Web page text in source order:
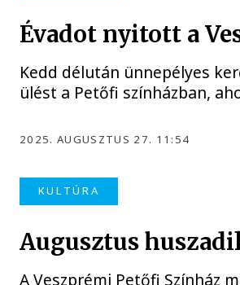
Évadot nyitott a
Kedd délután ünnepélyes
ülést a Petőfi színházban,
2025. AUGUSZTUS 27. 11:54
KULTÚRA
Augusztus
A Veszprémi Petőfi Színház